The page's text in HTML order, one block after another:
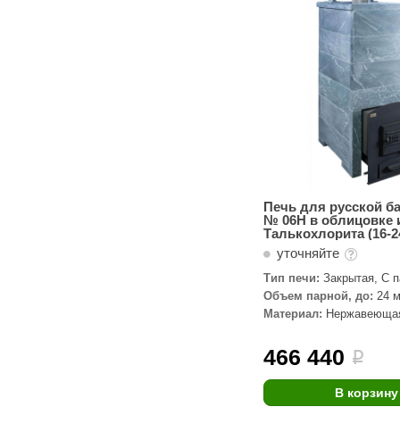
Печь для русской
№ 06Н в облицовке
Талькохлорита (16-
уточняйте
Тип печи: Закрытая, С
пушкой
Объем парной, до: 24
Материал:
466 440 i
В корзину